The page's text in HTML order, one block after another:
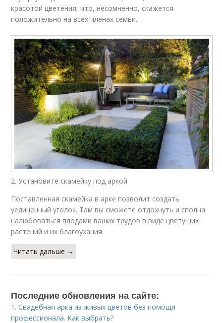
красотой цветения, что, несомненно, скажется
положительно на всех членах семьи.
2. Установите скамейку под аркой
Поставленная скамейка в арке позволит создать
уединенный уголок. Там вы сможете отдохнуть и сполна
налюбоваться плодами ваших трудов в виде цветущих
растений и их благоухания.
Читать дальше →
Последние обновления на сайте:
1.Свадебная арка из живых цветов без помощи
профессионала. Как выбрать?